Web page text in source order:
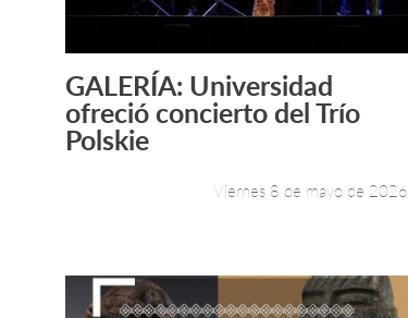
Leer más +
GALERÍA: Universidad
ofreció concierto del Trío
Polskie
Viernes 8 de mayo de 2026